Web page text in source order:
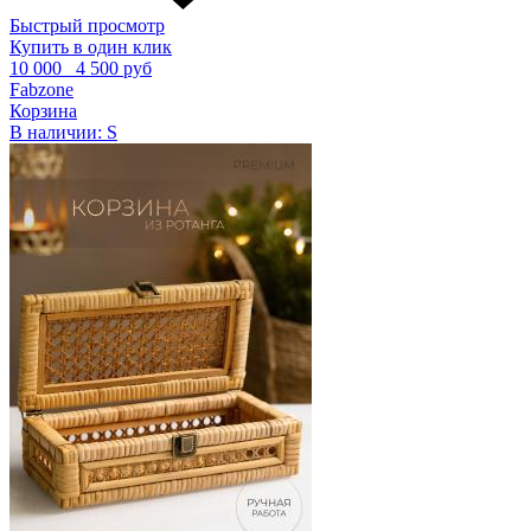
Быстрый просмотр
Купить в один клик
10 000
4 500 руб
Fabzone
Корзина
В наличии: S